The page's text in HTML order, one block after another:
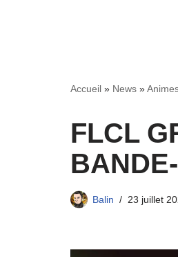
Accueil » News »
FLCL
Balin 23 juillet